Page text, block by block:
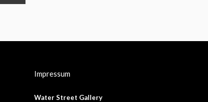
Impressum
Water Street Gallery